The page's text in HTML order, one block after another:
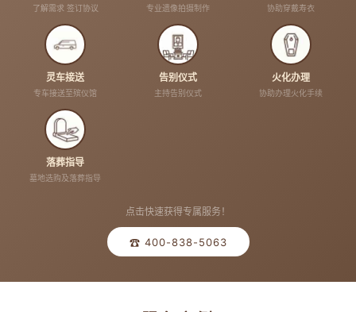
了解需求 签订协议 专业遗像拍摄制作 协助穿戴寿衣
灵车接送
专车接送至殡仪馆
告别仪式
主持告别仪式
火化办理
协助办理火化手续
落葬指导
墓地选购及落葬指导
点击快速获得专属服务！
☎ 400-838-5063